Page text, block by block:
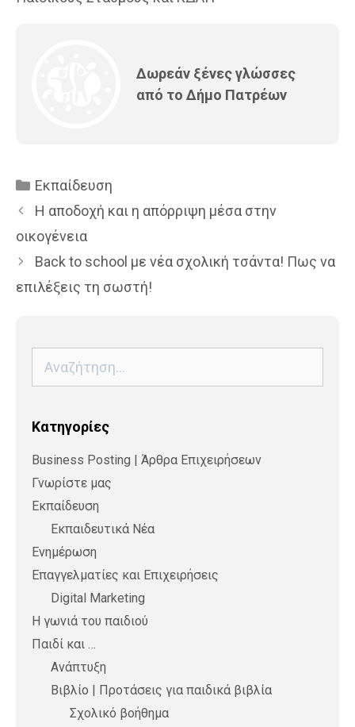
Δωρεάν ξένες γλώσσες
από το Δήμο Πατρέων
Κατηγορίες
Εκπαίδευση
Η αποδοχή και η απόρριψη μέσα στην
οικογένεια
Back to school με νέα σχολική τσάντα! Πως να
επιλέξεις τη σωστή!
για:
Kατηγορίες
Business Posting | Άρθρα Επιχειρήσεων
Γνωρίστε μας
Εκπαίδευση
Εκπαιδευτικά Νέα
Ενημέρωση
Επαγγελματίες και Επιχειρήσεις
Digital Marketing
Η γωνιά του παιδιού
Παιδί και …
Ανάπτυξη
Βιβλίο | Προτάσεις για παιδικά βιβλία
Σχολικό βοήθημα